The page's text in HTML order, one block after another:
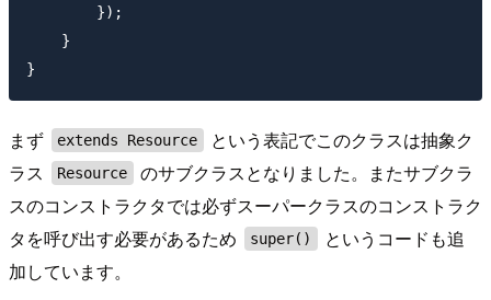
        });
    }
まず extends Resource
という表記でこのクラスは抽象ク
ラス
Resource
のサブクラスとなりました。またサブクラ
スのコンストラクタでは必ずスーパークラスのコンストラク
タを呼び出す必要があるため
super()
というコードも追
加しています。